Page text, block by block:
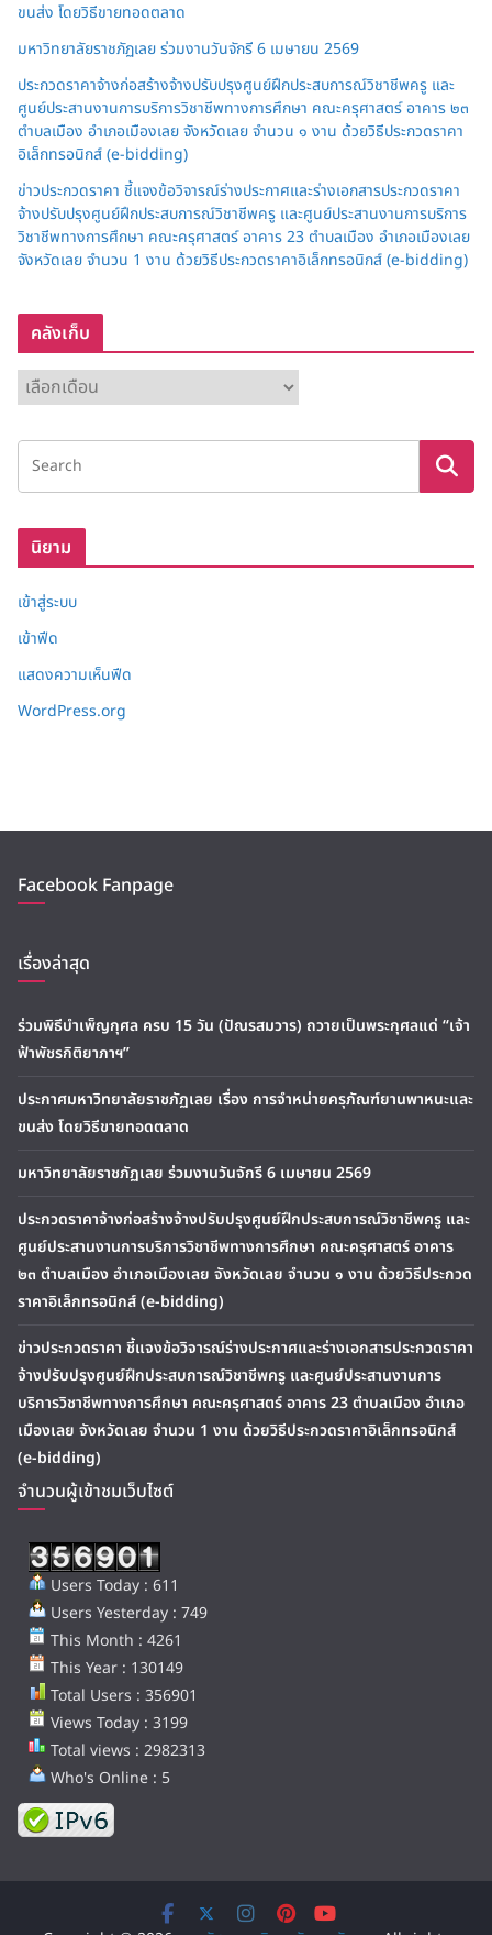
ขนส่ง โดยวิธีขายทอดตลาด
มหาวิทยาลัยราชภัฏเลย ร่วมงานวันจักรี 6 เมษายน 2569
ประกวดราคาจ้างก่อสร้างจ้างปรับปรุงศูนย์ฝึกประสบการณ์วิชาชีพครู และ
ศูนย์ประสานงานการบริการวิชาชีพทางการศึกษา คณะครุศาสตร์ อาคาร ๒๓
ตำบลเมือง อำเภอเมืองเลย จังหวัดเลย จำนวน ๑ งาน ด้วยวิธีประกวดราคา
อิเล็กทรอนิกส์ (e-bidding)
ข่าวประกวดราคา ชี้แจงข้อวิจารณ์ร่างประกาศและร่างเอกสารประกวดราคา
จ้างปรับปรุงศูนย์ฝึกประสบการณ์วิชาชีพครู และศูนย์ประสานงานการบริการ
วิชาชีพทางการศึกษา คณะครุศาสตร์ อาคาร 23 ตำบลเมือง อำเภอเมืองเลย
จังหวัดเลย จำนวน 1 งาน ด้วยวิธีประกวดราคาอิเล็กทรอนิกส์ (e-bidding)
คลังเก็บ
ลั
ง
ก็
นิยาม
เข้าสู่ระบบ
เข้าฟีด
แสดงความเห็นฟีด
WordPress.org
Facebook Fanpage
เรื่องล่าสุด
ร่วมพิธีบำเพ็ญกุศล ครบ 15 วัน (ปัณรสมวาร) ถวายเป็นพระกุศลแด่ “เจ้า
ฟ้าพัชรกิติยาภาฯ”
ประกาศมหาวิทยาลัยราชภัฏเลย เรื่อง การจำหน่ายครุภัณฑ์ยานพาหนะและ
ขนส่ง โดยวิธีขายทอดตลาด
มหาวิทยาลัยราชภัฏเลย ร่วมงานวันจักรี 6 เมษายน 2569
ประกวดราคาจ้างก่อสร้างจ้างปรับปรุงศูนย์ฝึกประสบการณ์วิชาชีพครู และ
ศูนย์ประสานงานการบริการวิชาชีพทางการศึกษา คณะครุศาสตร์ อาคาร
๒๓ ตำบลเมือง อำเภอเมืองเลย จังหวัดเลย จำนวน ๑ งาน ด้วยวิธีประกวด
ราคาอิเล็กทรอนิกส์ (e-bidding)
ข่าวประกวดราคา ชี้แจงข้อวิจารณ์ร่างประกาศและร่างเอกสารประกวดราคา
จ้างปรับปรุงศูนย์ฝึกประสบการณ์วิชาชีพครู และศูนย์ประสานงานการ
บริการวิชาชีพทางการศึกษา คณะครุศาสตร์ อาคาร 23 ตำบลเมือง อำเภอ
เมืองเลย จังหวัดเลย จำนวน 1 งาน ด้วยวิธีประกวดราคาอิเล็กทรอนิกส์
(e-bidding)
จำนวนผู้เข้าชมเว็บไซต์
Users Today : 611
Users Yesterday : 749
This Month : 4261
This Year : 130149
Total Users : 356901
Views Today : 3199
Total views : 2982313
Who's Online : 5